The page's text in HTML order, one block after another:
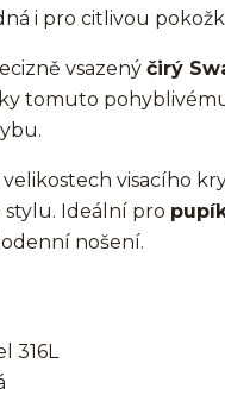
i pro citlivou
vsazený čirý
tomuto
visacího
Ideální pro
nošení.
316L